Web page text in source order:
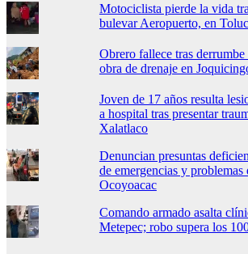
Motociclista pierde la vida
bulevar Aeropuerto, en
Obrero fallece tras derrumbe
obra de drenaje en
Joven de 17 años resulta
a hospital tras presentar
Xalatlaco
Denuncian presuntas
de emergencias y problemas
Ocoyoacac
Comando armado asalta
Metepec; robo supera los